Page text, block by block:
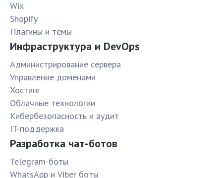
Wix
Shopify
Плагины и темы
Инфраструктура и DevOps
Администрирование сервера
Управление доменами
Хостинг
Облачные технологии
Кибербезопасность и аудит
IT-поддержка
Разработка чат-ботов
Telegram-боты
WhatsApp и Viber боты